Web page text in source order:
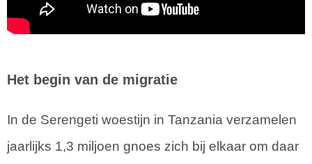
Het begin van de migratie
In de Serengeti woestijn in Tanzania verzamelen
jaarlijks 1,3 miljoen gnoes zich bij elkaar om daar